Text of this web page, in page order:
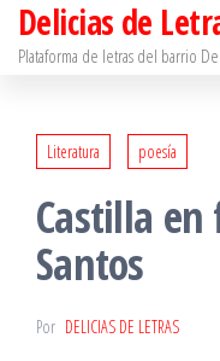
SaltarDelicias de
Plataforma de letras del barrio
Literatura poesía
Castilla
Santos
Por DELICIAS DE LETRAS